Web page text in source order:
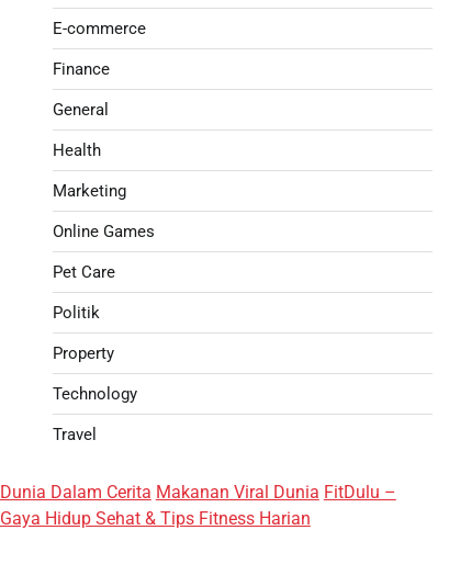
E-commerce
Finance
General
Health
Marketing
Online Games
Pet Care
Politik
Property
Technology
Travel
Dunia Dalam Cerita Makanan Viral Dunia FitDulu –
Gaya Hidup Sehat & Tips Fitness Harian